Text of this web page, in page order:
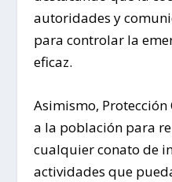
autoridades y
para controlar la
eficaz.
Asimismo,
a la población para
cualquier conato de
actividades que